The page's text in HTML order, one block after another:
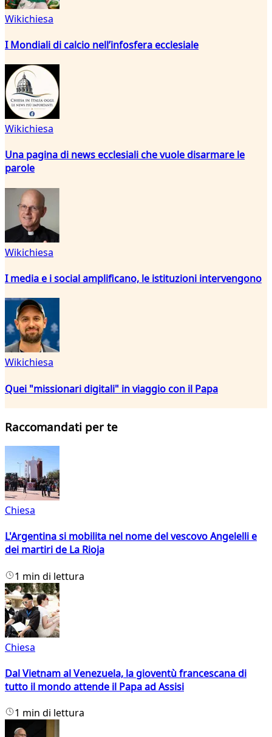
Wikichiesa
I Mondiali di calcio nell’infosfera ecclesiale
Wikichiesa
Una pagina di news ecclesiali che vuole disarmare le
parole
Wikichiesa
I media e i social amplificano, le istituzioni intervengono
Wikichiesa
Quei "missionari digitali" in viaggio con il Papa
Raccomandati per te
Chiesa
L'Argentina si mobilita nel nome del vescovo Angelelli e
dei martiri de La Rioja
1 min di lettura
Chiesa
Dal Vietnam al Venezuela, la gioventù francescana di
tutto il mondo attende il Papa ad Assisi
1 min di lettura